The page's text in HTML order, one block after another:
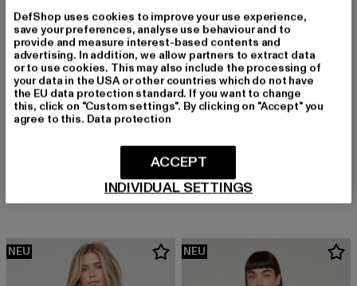
Leather Imitation Punched Pattern
Derzeitiger Preis: 12,99 EUR
MERCHCODE
24,99 EUR
Derzeitiger Preis: 24,99 EUR
NEU NEU
DefShop uses cookies to improve your use experience,
save your preferences, analyse use behaviour and to
provide and measure interest-based contents and
advertising. In addition, we allow partners to extract data
or to use cookies. This may also include the processing of
your data in the USA or other countries which do not have
the EU data protection standard. If you want to change
this, click on "Custom settings". By clicking on "Accept" you
agree to this. Data protection
INDIVIDUAL SETTINGS
ACCEPT